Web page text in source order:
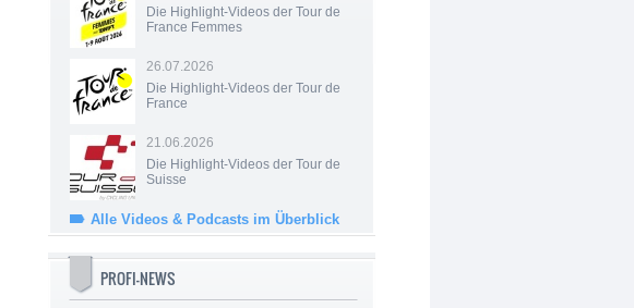
Die Highlight-Videos der Tour de
France Femmes
26.07.2026
Die Highlight-Videos der Tour de
France
21.06.2026
Die Highlight-Videos der Tour de
Suisse
Alle Videos & Podcasts im Überblick
PROFI-NEWS